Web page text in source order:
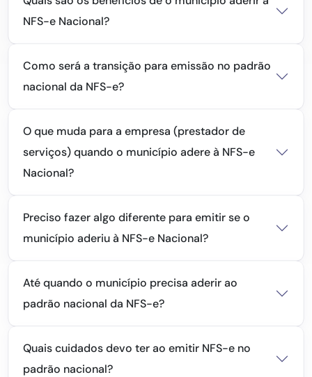
NFS-e Nacional?
Como será a transição para emissão no padrão
nacional da NFS-e?
O que muda para a empresa (prestador de
serviços) quando o município adere à NFS-e
Nacional?
Preciso fazer algo diferente para emitir se o
município aderiu à NFS-e Nacional?
Até quando o município precisa aderir ao
padrão nacional da NFS-e?
Quais cuidados devo ter ao emitir NFS-e no
padrão nacional?